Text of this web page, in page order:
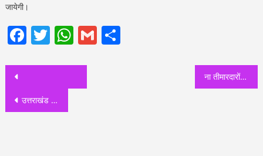
जायेगी।
Facebook
Twitter
WhatsApp
GmailShare
Post
navigation
उत्तराखंड विधानसभा के बर्खास्त कर्मचारियों के अनिश्चितकालीन धरने का पांचवा दिन, पूर्व कैबिनेट मंत्री ने अनशन को दिया अपना समर्थन
ना तीमारदारों को छोड़ना है और बीमार तो दवाइयों से परेशान है ही। मेयर साहब ज़रा दून अस्पताल के बाहर पार्किंग की नई पर्ची देख लो!